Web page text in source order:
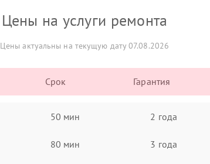
Цены на услуги ремонта
Цены актуальны на текущую дату 07.08.2026
Срок Гарантия
50 мин 2 года
80 мин 3 года